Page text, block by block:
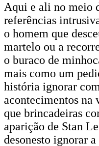
Aqui e ali no meio
referências
o homem que
martelo ou a
o buraco de
mais como um
história ignorar
acontecimentos na
que brincadeiras
aparição de Stan
desonesto ignorar